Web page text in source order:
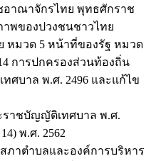
าณาจักรไทย พุทธศักราช
าพของปวงชนชาวไทย
หมวด 5 หน้าที่ของรัฐ หมวด
การปกครองส่วนท้องถิ่น
ศบาล พ.ศ. 2496 และแก้ไข
าชบัญญัติเทศบาล พ.ศ.
พ.ศ. 2562
าตำบลและองค์การบริหาร